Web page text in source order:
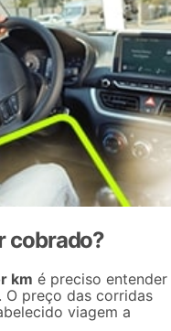
cobrado?
km é preciso entender
O preço das corridas
viagem a